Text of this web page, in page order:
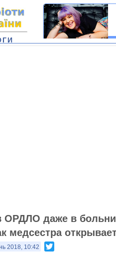
ОРДЛО даже в
медсестра
2018, 10:42